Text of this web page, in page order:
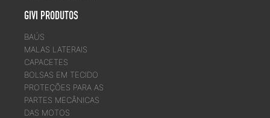
GIVI PRODUTOS
BAÚS
MALAS LATERAIS
CAPACETES
BOLSAS EM TECIDO
PROTEÇÕES PARA AS
PARTES MECÂNICAS
DAS MOTOS